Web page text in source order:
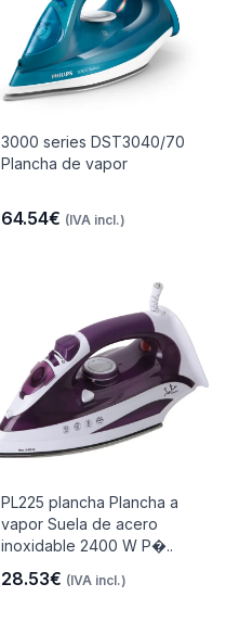
3000 series DST3040/70
Plancha de vapor
64.54€ (IVA incl.)
PL225 plancha Plancha a
vapor Suela de acero
inoxidable 2400 W P�..
28.53€ (IVA incl.)